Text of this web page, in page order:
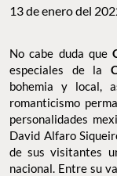
13 de enero del
No cabe duda que
especiales de la
bohemia y local,
romanticismo
personalidades
David Alfaro
de sus visitantes
nacional. Entre su